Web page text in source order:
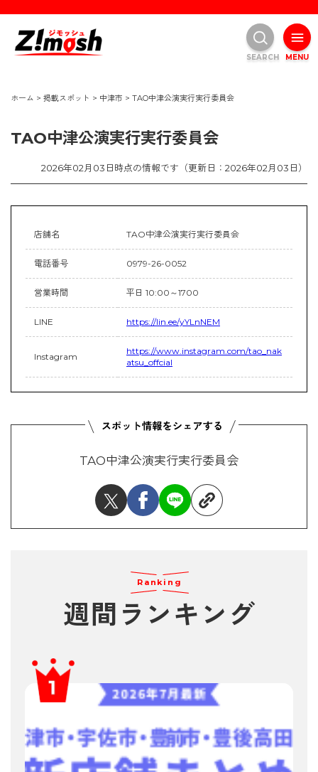
ホーム > 掲載スポット > 中津市 > TAO中津公演実行実行委員会
TAO中津公演実行実行委員会
2026年02月03日時点の情報です（更新日：2026年02月03日）
店舗名 TAO中津公演実行実行委員会
電話番号 0979-26-0052
営業時間 平日 10:00～1700
LINE https://lin.ee/yYLnNEM
Instagram
https://www.instagram.com/tao_nak
atsu_offcial
TAO中津公演実行実行委員会
Ranking
週間ランキング
MENU
SEARCH